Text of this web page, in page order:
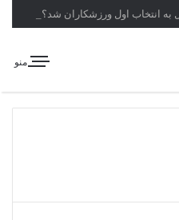
انتخاب اول ورزشکاران شد؟
منو